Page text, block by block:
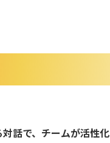
話で、チームが活性化